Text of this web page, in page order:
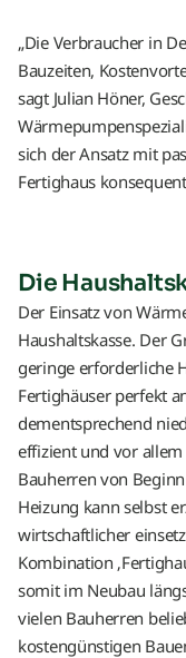
„Die Verbraucher in
Bauzeiten,
sagt Julian Höner,
sich der Ansatz mit
Fertighaus
Die
Der Einsatz von
Haushaltskasse. Der
geringe erforderliche
Fertighäuser perfekt
dementsprechend
effizient und vor
Bauherren von
Heizung kann selbst
wirtschaftlicher
Kombination
somit im Neubau
vielen Bauherren
kostengünstigen